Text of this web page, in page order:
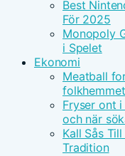
Best
För 2025
Monopoly
i Spelet
Ekonomi
Meatball
folkhemmet
Fryser ont
och när
Kall Sås
Tradition